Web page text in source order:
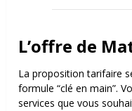
L’offre de
La proposition tarifaire
formule “clé en main”.
services que vous